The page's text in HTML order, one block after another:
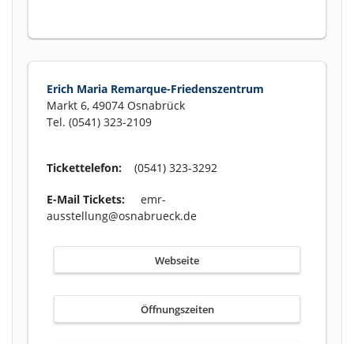
Erich Maria Remarque-Friedenszentrum
Markt 6, 49074 Osnabrück
Tel. (0541) 323-2109
Tickettelefon: (0541) 323-3292
E-Mail Tickets: emr-
ausstellung@osnabrueck.de
Webseite
Öffnungszeiten